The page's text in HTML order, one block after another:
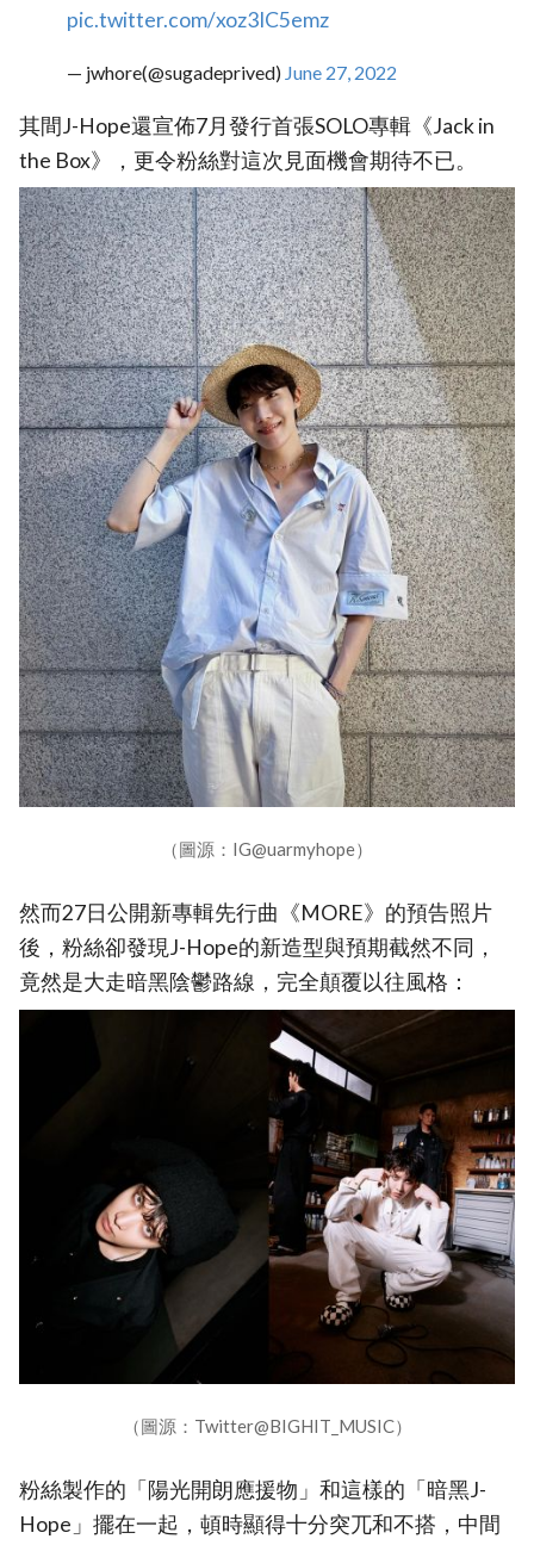
pic.twitter.com/xoz3IC5emz
— jwhore(@sugadeprived) June 27, 2022
其間J-Hope還宣佈7月發行首張SOLO專輯《Jack in
the Box》，更令粉絲對這次見面機會期待不已。
（圖源：IG@uarmyhope）
然而27日公開新專輯先行曲《MORE》的預告照片
後，粉絲卻發現J-Hope的新造型與預期截然不同，
竟然是大走暗黑陰鬱路線，完全顛覆以往風格：
（圖源：Twitter@BIGHIT_MUSIC）
粉絲製作的「陽光開朗應援物」和這樣的「暗黑J-
Hope」擺在一起，頓時顯得十分突兀和不搭，中間